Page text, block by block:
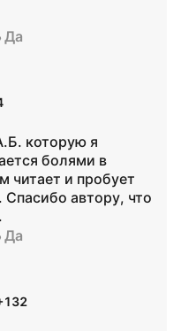
Да
которую я
болями в
читает и пробует
Спасибо автору, что
Да